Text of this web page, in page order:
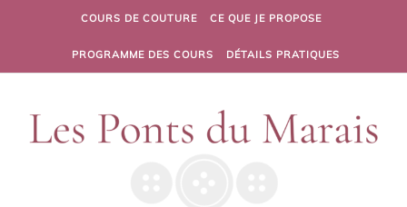
Skip to contentCOURS DE COUTURE CE QUE JE PROPOSE
PROGRAMME DES COURS DÉTAILS PRATIQUES